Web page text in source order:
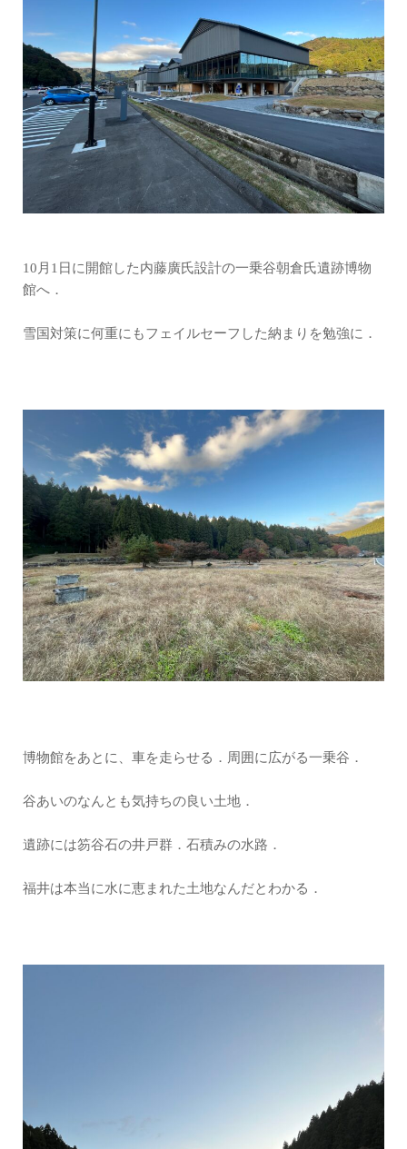
10月1日に開館した内藤廣氏設計の一乗谷朝倉氏遺跡博物
館へ．
雪国対策に何重にもフェイルセーフした納まりを勉強に．
博物館をあとに、車を走らせる．周囲に広がる一乗谷．
谷あいのなんとも気持ちの良い土地．
遺跡には笏谷石の井戸群．石積みの水路．
福井は本当に水に恵まれた土地なんだとわかる．